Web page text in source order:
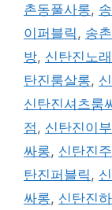
촌동풀사롱,
이퍼블릭 , 송
방, 신탄진노
탄진룸살롱,
신탄진셔츠룸
점 , 신탄진이
싸롱, 신탄진
탄진퍼블릭 ,
싸롱, 신탄진